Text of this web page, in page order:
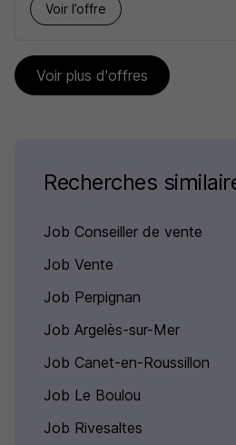
Voir l’offre
Voir plus d'offres
Recherches
Job Conseiller de vente
Job Vente
Job Perpignan
Job Argelès-sur-Mer
Job Canet-en-Roussillon
Job Le Boulou
Job Rivesaltes